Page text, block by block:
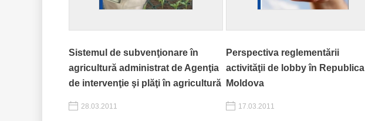
Sistemul de subvenţionare în
agricultură administrat de Agenţia
de intervenţie şi plăţi în agricultură
28.03.2011
Perspectiva reglementării
activităţii de lobby în Republica
Moldova
17.03.2011